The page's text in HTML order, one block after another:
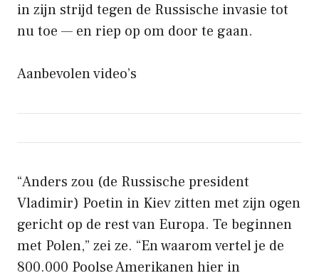
in zijn strijd tegen de Russische invasie tot
nu toe — en riep op om door te gaan.
Aanbevolen video’s
“Anders zou (de Russische president
Vladimir) Poetin in Kiev zitten met zijn ogen
gericht op de rest van Europa. Te beginnen
met Polen,” zei ze. “En waarom vertel je de
800.000 Poolse Amerikanen hier in